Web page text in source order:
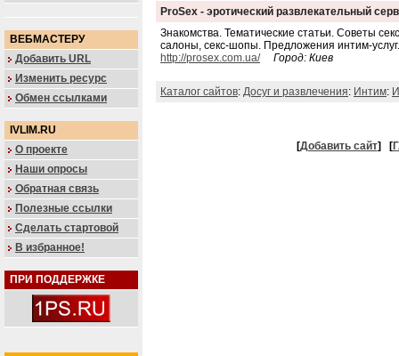
ВЕБМАСТЕРУ
Добавить URL
Изменить ресурс
Обмен ссылками
IVLIM.RU
О проекте
Наши опросы
Обратная связь
Полезные ссылки
Сделать стартовой
В избранное!
ПРИ ПОДДЕРЖКЕ
ProSex - эротический развлекательный
Знакомства. Тематические статьи. Советы
салоны, секс-шопы. Предложения интим-
http://prosex.com.ua/
Город: Киев
Каталог сайтов: Досуг и развлечения: Интим:
[Добавить сайт] [